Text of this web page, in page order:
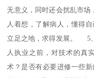
无意义，同时还会扰乱市
人着想，了解病人，懂得
立足之地，求得发展。 5
人执业之前，对技术的真
术？是否有必要进修一些